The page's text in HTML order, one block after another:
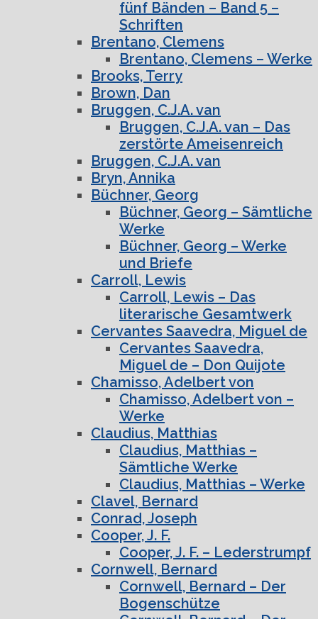
fünf Bänden – Band 5 –
Schriften
Brentano, Clemens
Brentano, Clemens – Werke
Brooks, Terry
Brown, Dan
Bruggen, C.J.A. van
Bruggen, C.J.A. van – Das
zerstörte Ameisenreich
Bruggen, C.J.A. van
Bryn, Annika
Büchner, Georg
Büchner, Georg – Sämtliche
Werke
Büchner, Georg – Werke
und Briefe
Carroll, Lewis
Carroll, Lewis – Das
literarische Gesamtwerk
Cervantes Saavedra, Miguel de
Cervantes Saavedra,
Miguel de – Don Quijote
Chamisso, Adelbert von
Chamisso, Adelbert von –
Werke
Claudius, Matthias
Claudius, Matthias –
Sämtliche Werke
Claudius, Matthias – Werke
Clavel, Bernard
Conrad, Joseph
Cooper, J. F.
Cooper, J. F. – Lederstrumpf
Cornwell, Bernard
Cornwell, Bernard – Der
Bogenschütze